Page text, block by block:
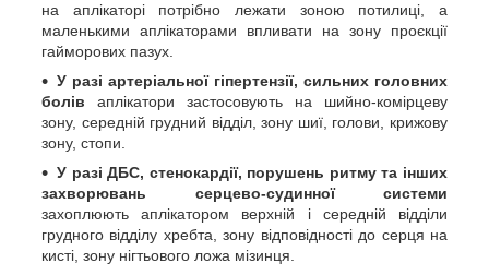
на аплікаторі потрібно лежати зоною потилиці, а
маленькими аплікаторами впливати на зону проєкції
гайморових пазух.
У разі артеріальної гіпертензії, сильних головних
болів аплікатори застосовують на шийно-комірцеву
зону, середній грудний відділ, зону шиї, голови, крижову
зону, стопи.
У разі ДБС, стенокардії, порушень ритму та інших
захворювань серцево-судинної системи
захоплюють аплікатором верхній і середній відділи
грудного відділу хребта, зону відповідності до серця на
кисті, зону нігтьового ложа мізинця.